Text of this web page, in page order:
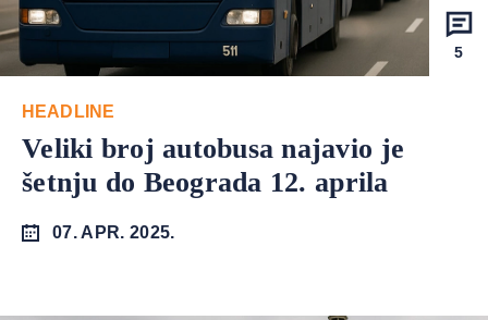
5
HEADLINE
Veliki broj autobusa najavio je
šetnju do Beograda 12. aprila
07. APR. 2025.